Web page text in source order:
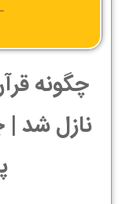
چگونه
نازل شد